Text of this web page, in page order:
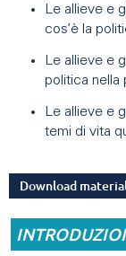
Le allieve e
cos’è la
Le allieve e
politica nella
Le allieve e
temi di vita
Download